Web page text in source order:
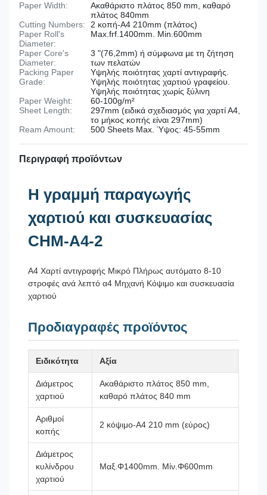
Paper Width:
Ακαθάριστο πλάτος 850 mm, καθαρό
πλάτος 840mm
Cutting Numbers:
2 κοπή-Α4 210mm (πλάτος)
Paper Roll's
Diameter:
Max.frf.1400mm. Min.600mm
Paper Core's
Diameter:
3 "(76,2mm) ή σύμφωνα με τη ζήτηση
των πελατών
Packing Paper
Grade:
Υψηλής ποιότητας χαρτί αντιγραφής.
Υψηλής ποιότητας χαρτιού γραφείου.
Υψηλής ποιότητας χωρίς ξύλινη
Paper Weight:
60-100g/m²
Sheet Length:
297mm (ειδικά σχεδιασμός για χαρτί Α4,
το μήκος κοπής είναι 297mm)
Ream Amount:
500 Sheets Max. Ύψος: 45-55mm
Περιγραφή προϊόντων
Η γραμμή παραγωγής
χαρτιού και συσκευασίας
CHM-A4-2
Α4 Χαρτί αντιγραφής Μικρό Πλήρως αυτόματο 8-10
στροφές ανά λεπτό α4 Μηχανή Κόψιμο και συσκευασία
χαρτιού
Προδιαγραφές προϊόντος
Ειδικότητα Αξία
Διάμετρος
χαρτιού
Ακαθάριστο πλάτος 850 mm,
καθαρό πλάτος 840 mm
Αριθμοί
κοπής
2 κόψιμο-A4 210 mm (εύρος)
Διάμετρος
κυλίνδρου
χαρτιού
Μαξ.Φ1400mm. Μίν.Φ600mm